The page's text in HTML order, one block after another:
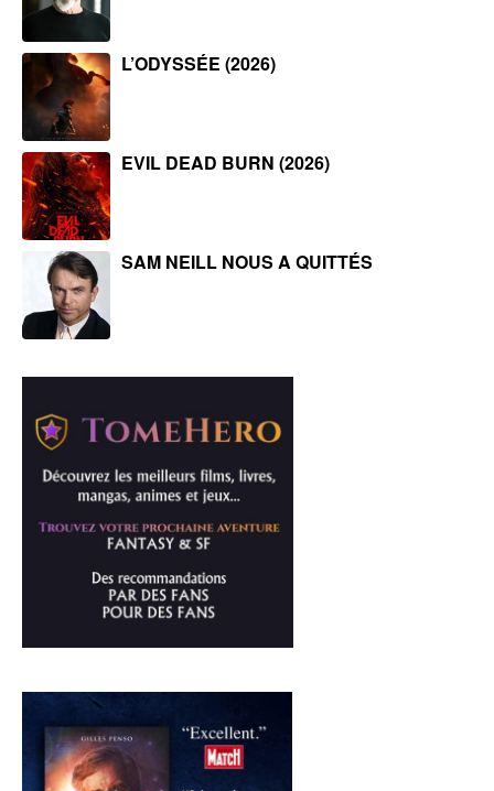
L’ODYSSÉE (2026)
EVIL DEAD BURN (2026)
SAM NEILL NOUS A QUITTÉS